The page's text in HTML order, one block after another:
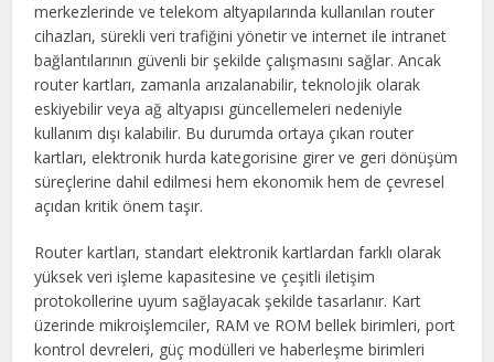
merkezlerinde ve telekom altyapılarında kullanılan router
cihazları, sürekli veri trafiğini yönetir ve internet ile intranet
bağlantılarının güvenli bir şekilde çalışmasını sağlar. Ancak
router kartları, zamanla arızalanabilir, teknolojik olarak
eskiyebilir veya ağ altyapısı güncellemeleri nedeniyle
kullanım dışı kalabilir. Bu durumda ortaya çıkan router
kartları, elektronik hurda kategorisine girer ve geri dönüşüm
süreçlerine dahil edilmesi hem ekonomik hem de çevresel
açıdan kritik önem taşır.
Router kartları, standart elektronik kartlardan farklı olarak
yüksek veri işleme kapasitesine ve çeşitli iletişim
protokollerine uyum sağlayacak şekilde tasarlanır. Kart
üzerinde mikroişlemciler, RAM ve ROM bellek birimleri, port
kontrol devreleri, güç modülleri ve haberleşme birimleri